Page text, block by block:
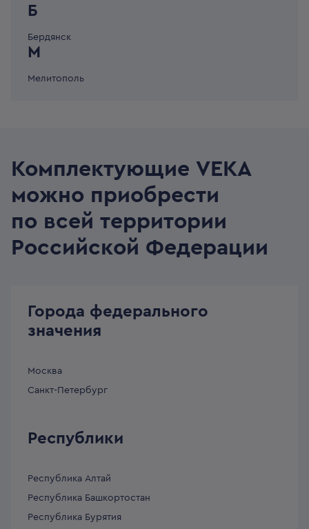
Б
Бердянск
М
Мелитополь
Комплектующие VEKA
можно приобрести
по всей территории
Российской Федерации
Города федерального
значения
Москва
Санкт-Петербург
Республики
Республика Алтай
Республика Башкортостан
Республика Бурятия